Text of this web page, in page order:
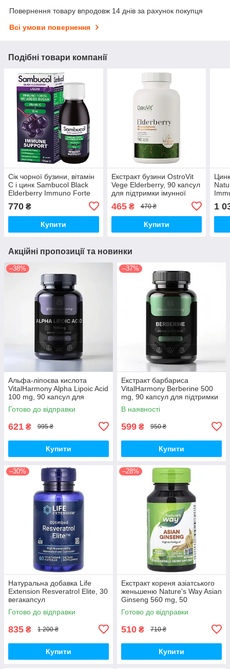
Повернення товару впродовж 14 днів за рахунок покупця
Всі умови повернення
Подібні товари компанії
Сік чорної бузини, вітамін
C і цинк Sambucol Black
Elderberry Immuno Forte
підтримки імунної системи
770 ₴
Купити
Екстракт бузини OstroVit
Vege Elderberry, 90 капсул
для підтримки імунної
465₴ 470 ₴
Купити
1
Акційні пропозиції та новинки
–38%
Альфа-ліпоєва кислота
VitalHarmony Alpha Lipoic Acid
100 mg, 90 капсул для
антиоксидантного захисту
Готово до відправки
621 ₴ 995 ₴
Купити
–37%
Екстракт барбариса
VitalHarmony Berberine 500
mg, 90 капсул для підтримки
рівня цукру в крові
В наявності
599 ₴ 950 ₴
Купити
–30%
Натуральна добавка Life
Extension Resveratrol Elite, 30
вегакапсул
Готово до відправки
835 ₴ 1 200 ₴
Купити
–28%
Екстракт кореня азіатського
женьшеню Nature's Way Asian
Ginseng 560 mg, 50
вегакапсул для підвищення
життєвого тонусу
Готово до відправки
510 ₴ 710 ₴
Купити